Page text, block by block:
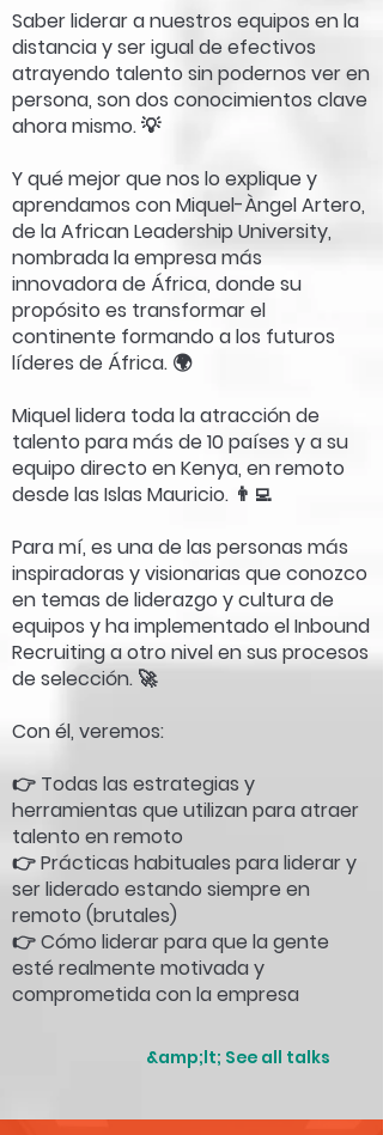
Saber liderar a nuestros equipos en la
distancia y ser igual de efectivos
atrayendo talento sin podernos ver en
persona, son dos conocimientos clave
ahora mismo. 💡
Y qué mejor que nos lo explique y
aprendamos con Miquel-Àngel Artero,
de la African Leadership University,
nombrada la empresa más
innovadora de África, donde su
propósito es transformar el
continente formando a los futuros
líderes de África. 🌍
Miquel lidera toda la atracción de
talento para más de 10 países y a su
equipo directo en Kenya, en remoto
desde las Islas Mauricio. 👨‍💻
Para mí, es una de las personas más
inspiradoras y visionarias que conozco
en temas de liderazgo y cultura de
equipos y ha implementado el Inbound
Recruiting a otro nivel en sus procesos
de selección. 🚀
Con él, veremos:
👉 Todas las estrategias y
herramientas que utilizan para atraer
talento en remoto
👉 Prácticas habituales para liderar y
ser liderado estando siempre en
remoto (brutales)
👉 Cómo liderar para que la gente
esté realmente motivada y
comprometida con la empresa
&amp;lt; See all talks